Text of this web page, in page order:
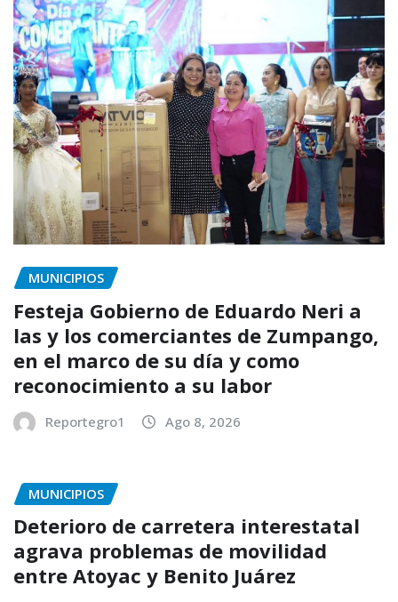
MUNICIPIOS
Festeja Gobierno de Eduardo Neri a
las y los comerciantes de Zumpango,
en el marco de su día y como
reconocimiento a su labor
Reportegro1 Ago 8, 2026
MUNICIPIOS
Deterioro de carretera interestatal
agrava problemas de movilidad
entre Atoyac y Benito Juárez